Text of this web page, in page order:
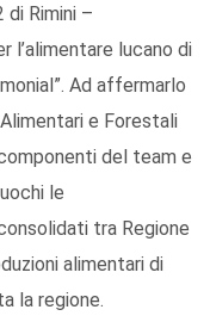
di Rimini –
l’alimentare lucano di
Ad affermarlo
e Forestali
del team e
le
tra Regione
alimentari di
la regione.